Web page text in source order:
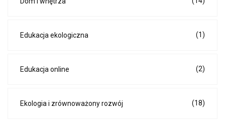
Edukacja ekologiczna (1)
Edukacja online (2)
Ekologia i zrównoważony rozwój (18)